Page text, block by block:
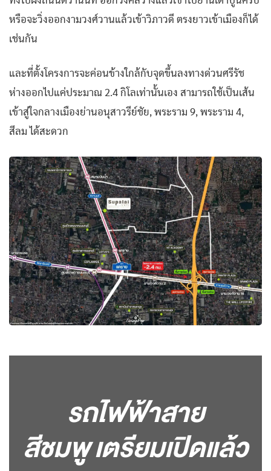
หรือจะวิ่งออกงามวงศ์วานแล้วเข้าวิภาวดี ตรงยาวเข้าเมืองก็ได้
เช่นกัน
และที่ตั้งโครงการจะค่อนข้างใกล้กับจุดขึ้นลงทางด่วนศรีรัช
ห่างออกไปแค่ประมาณ 2.4 กิโลเท่านั้นเอง สามารถใช้เป็นเส้น
เข้าสู่ใจกลางเมืองย่านอนุสาวรีย์ชัย, พระราม 9, พระราม 4,
สีลม ได้สะดวก
รถไฟฟ้าสาย
สีชมพู เตรียมเปิดแล้ว